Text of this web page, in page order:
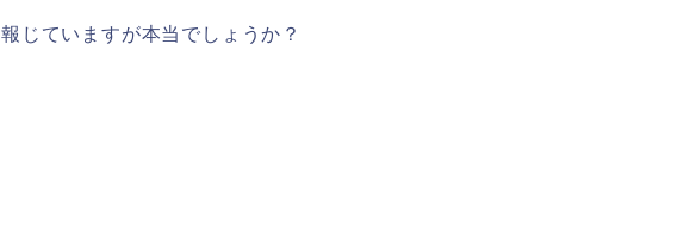
じていますが本当でしょうか？